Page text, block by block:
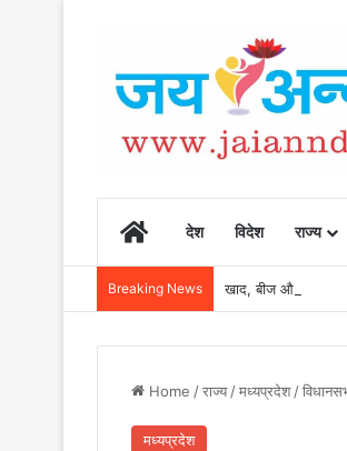
Homeदेश विदेश राज्य
Breaking News खाद, बीज और उर्वरकों
Home /राज्य/मध्यप्रदेश/
मध्यप्रदेश